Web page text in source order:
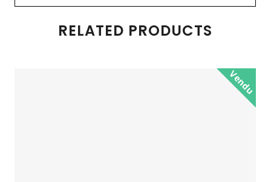
RELATED PRODUCTS
Vendu